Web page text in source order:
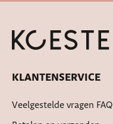
KLANTENSERVICE
Veelgestelde vragen FAQ